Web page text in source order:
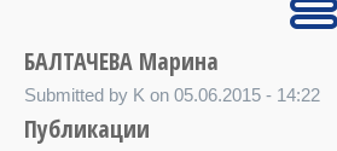
БАЛТАЧЕВА Марина
Submitted by K on 05.06.2015 - 14:22
Публикации